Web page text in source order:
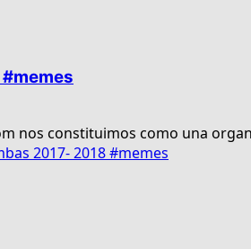
nos constituimos como una
2017- 2018 #memes